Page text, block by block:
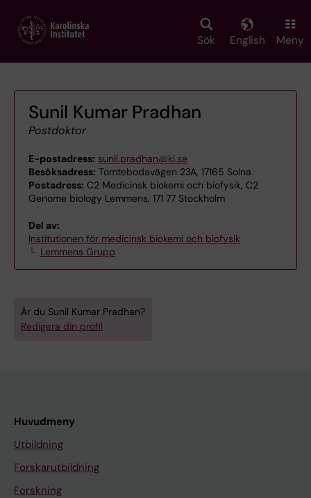
main
Sök English Meny
Sunil Kumar Pradhan
Postdoktor
E-postadress: sunil.pradhan@ki.se
Besöksadress: Tomtebodavägen 23A, 17165 Solna
Postadress: C2 Medicinsk biokemi och biofysik, C2
Genome biology Lemmens, 171 77 Stockholm
Del av:
Institutionen för medicinsk biokemi och biofysik
Lemmens Grupp
Är du Sunil Kumar Pradhan?
Redigera din profil
Huvudmeny
Utbildning
Forskarutbildning
Forskning